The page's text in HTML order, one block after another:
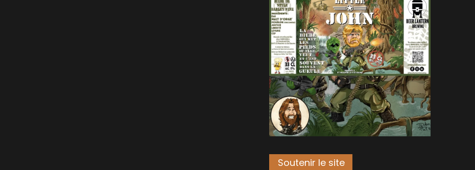
Soutenir le site